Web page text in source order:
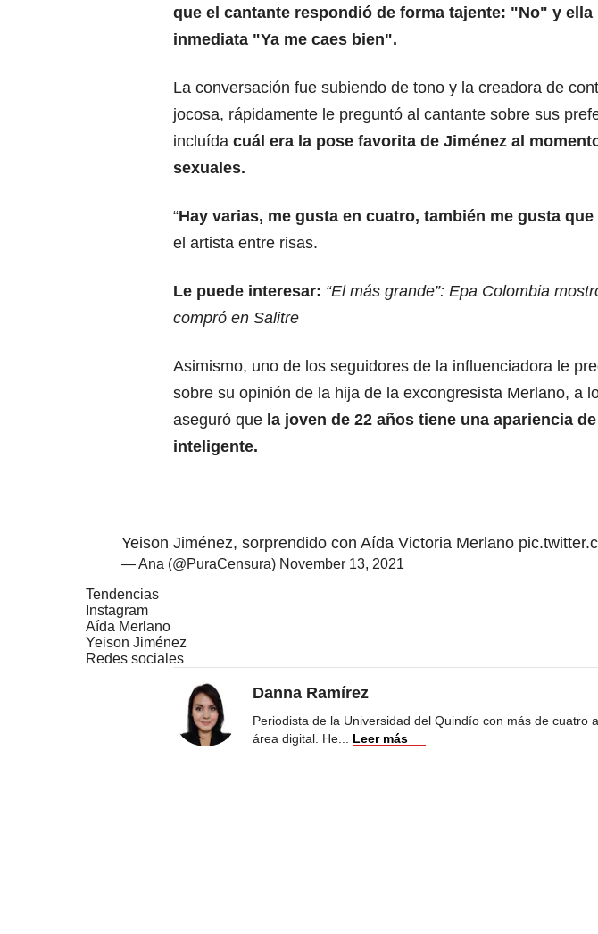
que el cantante respondió de forma tajente: "No" y
inmediata "Ya me caes bien".
La conversación fue subiendo de tono y la creadora de
jocosa, rápidamente le preguntó al cantante sobre sus
incluída cuál era la pose favorita de Jiménez al
sexuales.
“Hay varias, me gusta en cuatro, también me gusta que
el artista entre risas.
Le puede interesar: “El más grande”: Epa Colombia
compró en Salitre
Asimismo, uno de los seguidores de la influenciadora le
sobre su opinión de la hija de la excongresista Merlano, a
aseguró que la joven de 22 años tiene una apariencia
inteligente.
Yeison Jiménez, sorprendido con Aída Victoria Merlano
— Ana (@PuraCensura) November 13, 2021
Tendencias
Instagram
Aída Merlano
Yeison Jiménez
Redes sociales
Danna Ramírez
Periodista de la Universidad del Quindío con más de cuatro
área digital. He
Leer más